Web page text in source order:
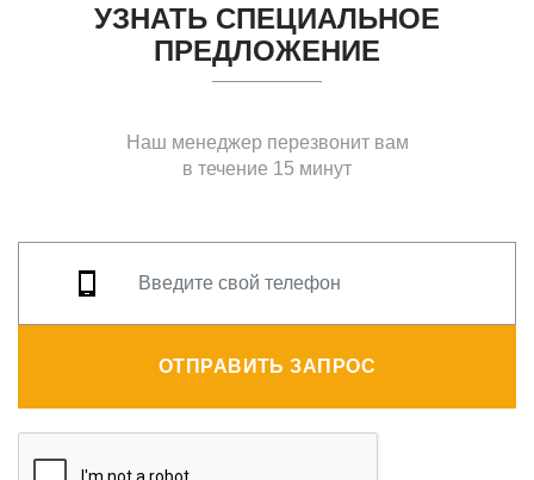
УЗНАТЬ СПЕЦИАЛЬНОЕ
ПРЕДЛОЖЕНИЕ
Наш менеджер перезвонит вам
в течение 15 минут
ОТПРАВИТЬ ЗАПРОС